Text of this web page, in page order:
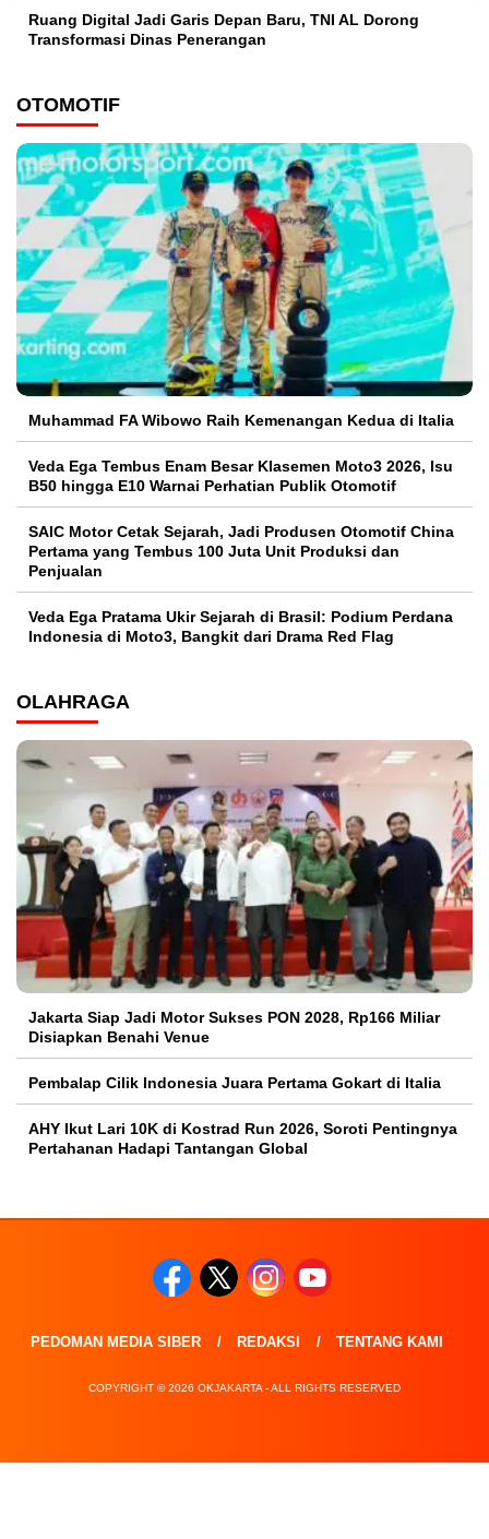
Ruang Digital Jadi Garis Depan Baru, TNI AL Dorong
Transformasi Dinas Penerangan
OTOMOTIF
Muhammad FA Wibowo Raih Kemenangan Kedua di Italia
Veda Ega Tembus Enam Besar Klasemen Moto3 2026, Isu
B50 hingga E10 Warnai Perhatian Publik Otomotif
SAIC Motor Cetak Sejarah, Jadi Produsen Otomotif China
Pertama yang Tembus 100 Juta Unit Produksi dan
Penjualan
Veda Ega Pratama Ukir Sejarah di Brasil: Podium Perdana
Indonesia di Moto3, Bangkit dari Drama Red Flag
OLAHRAGA
Jakarta Siap Jadi Motor Sukses PON 2028, Rp166 Miliar
Disiapkan Benahi Venue
Pembalap Cilik Indonesia Juara Pertama Gokart di Italia
AHY Ikut Lari 10K di Kostrad Run 2026, Soroti Pentingnya
Pertahanan Hadapi Tantangan Global
PEDOMAN MEDIA SIBER REDAKSI TENTANG KAMI
COPYRIGHT © 2026 OKJAKARTA - ALL RIGHTS RESERVED